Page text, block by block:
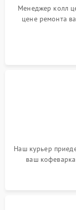
Менеджер колл
цене ремонта
Наш курьер
ваш